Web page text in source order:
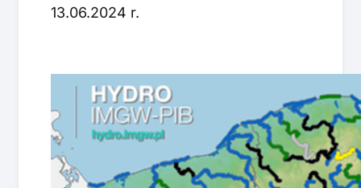
13.06.2024 r.